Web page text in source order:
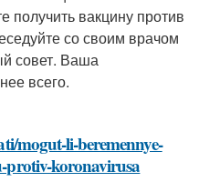
получить вакцину против
со своим врачом
совет. Ваша
всего.
mogut-li-beremennye-
protiv-koronavirusa